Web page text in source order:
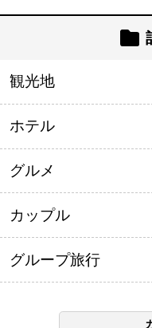
観光地
ホテル
グルメ
カップル
グループ旅行